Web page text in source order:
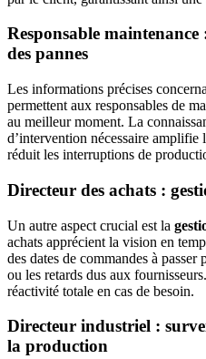
Responsable
des pannes
Les informations précises
permettent aux responsables de
au meilleur moment. La
d’intervention nécessaire amplifie
réduit les interruptions de
Directeur des achats :
Un autre aspect crucial est la
achats apprécient la vision en
des dates de commandes à
ou les retards dus aux
réactivité totale en cas de besoin.
Directeur industriel :
la production